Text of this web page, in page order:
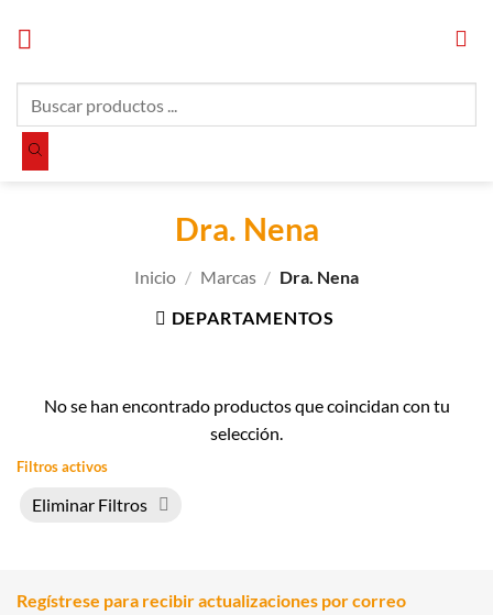
productos
Dra. Nena
Inicio / Marcas / Dra. Nena
DEPARTAMENTOS
No se han encontrado productos que coincidan con tu
selección.
Filtros activos
Eliminar Filtros
Regístrese para recibir actualizaciones por correo